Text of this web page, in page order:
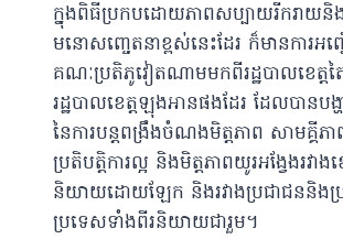
ក្នុងពិធីប្រកបដោយភាពសប្បាយរីករាយនិ
មនោសញ្ចេតនាខ្ពស់នេះដែរ ក៏មានការអ
គណៈប្រតិភូវៀតណាមមកពីរដ្ឋបាលខេត្ត
រដ្ឋបាលខេត្តឡុងអានផងដែរ ដែលបានបង្
នៃការបន្តពង្រឹងចំណងមិត្តភាព សាមគ្គី
ប្រតិបត្តិការល្អ និងមិត្តភាពយូរអង្វែងរវាងខ
និយាយដោយឡែក និងរវាងប្រជាជននិងប្
ប្រទេសទាំងពីរនិយាយជារួម។